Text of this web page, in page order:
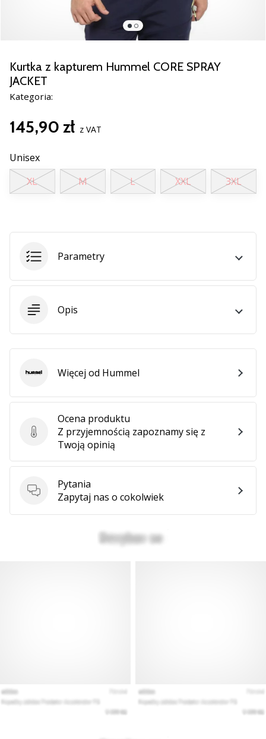
wszystkie
artykuły
Kurtka z kapturem Hummel CORE SPRAY
JACKET
Kategoria:
145,90 zł z VAT
Unisex
XL
M L XXL 3XL
Parametry
Opis
Ocena produktu
Ocena produktu
Z przyjemnością zapoznamy się z
Twoją opinią
Pytania
Pytania
Zapytaj nas o cokolwiek
HummelWięcej od Hummel